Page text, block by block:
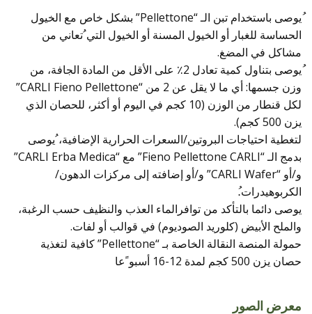
ُيوصى باستخدام تبن الـ “Pellettone” بشكل خاص مع الخيول
الحساسة للغبار أو الخيول المسنة أو الخيول التي ُتعاني من
مشاكل في المضغ.
ُيوصى بتناول كمية تعادل 2٪ على الأقل من المادة الجافة، من
وزن جسمها: أي ما لا يقل عن 2 من “CARLI Fieno Pellettone”
لكل قنطار من الوزن (10 كجم في اليوم أو أكثر، للحصان الذي
يزن 500 كجم).
لتغطية احتياجات البروتين/السعرات الحرارية الإضافية، ُيوصى
بدمج الـ “Fieno Pellettone CARLI” مع “CARLI Erba Medica”
و/أو “CARLI Wafer” و/أو إضافته إلى مركزات الدهون/
الكربوهيدرات.ُ
يوصى دائما بالتأكد من توافرالماء العذب والنظيف حسب الرغبة،
والملح الأبيض (كلوريد الصوديوم) في قوالب أو لفات.
حمولة المنصة النقالة الخاصة بـ “Pellettone” كافية لتغذية
حصان يزن 500 كجم لمدة 12-16 أسبو ًعا
معرض الصور